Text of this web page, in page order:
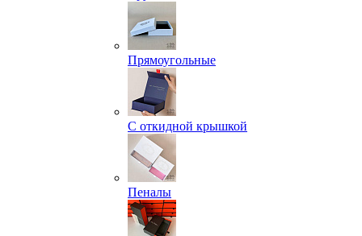
Прямоугольные
С откидной крышкой
Пеналы